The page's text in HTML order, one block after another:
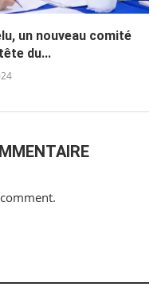
un nouveau comité
du...